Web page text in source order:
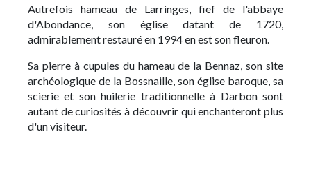
Autrefois hameau de Larringes, fief de l'abbaye
d'Abondance, son église datant de 1720,
admirablement restauré en 1994 en est son fleuron.
Sa pierre à cupules du hameau de la Bennaz, son site
archéologique de la Bossnaille, son église baroque, sa
scierie et son huilerie traditionnelle à Darbon sont
autant de curiosités à découvrir qui enchanteront plus
d'un visiteur.